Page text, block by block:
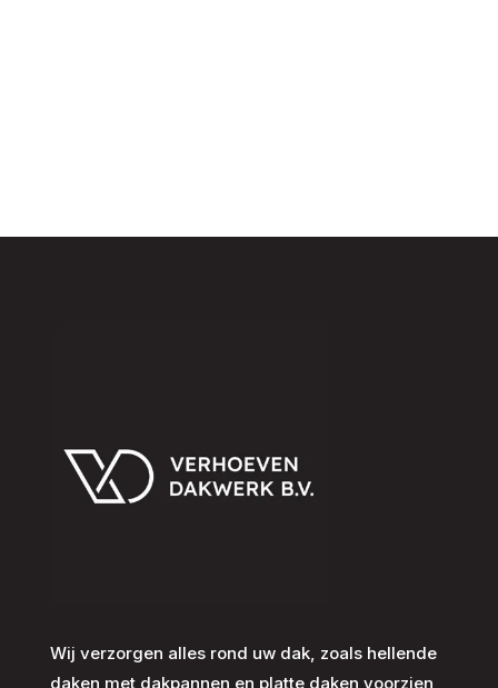
Wij verzorgen alles rond uw dak, zoals hellende
daken met dakpannen en platte daken voorzien